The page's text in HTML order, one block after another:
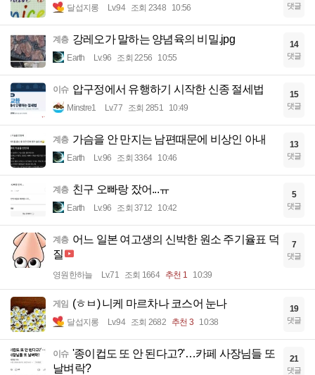
달섭지롱 Lv.94 조회 2348 10:56 댓글
계층 강레오가 말하는 양념육의 비밀.jpg
Earth Lv.96 조회 2256 10:55
14
댓글
이슈 압구정에서 유행하기 시작한 신종 절세법
Minstre1 Lv.77 조회 2851 10:49
15
댓글
계층 가슴을 안 만지는 남편때문에 비상인 아내
Earth Lv.96 조회 3364 10:46
13
댓글
계층 친구 오빠랑 잤어...ㅠ
Earth Lv.96 조회 3712 10:42
5
댓글
계층 어느 일본 여고생의 신박한 원소 주기율표 덕
질
영원한하늘 Lv.71 조회 1664 추천 1 10:39
7
댓글
게임 (ㅎㅂ) 니케 마르차나 코스어 눈나
달섭지롱 Lv.94 조회 2682 추천 3 10:38
19
댓글
이슈 '종이컵도 또 안 된다고?'…카페 사장님들 또
날벼락?
21
댓글